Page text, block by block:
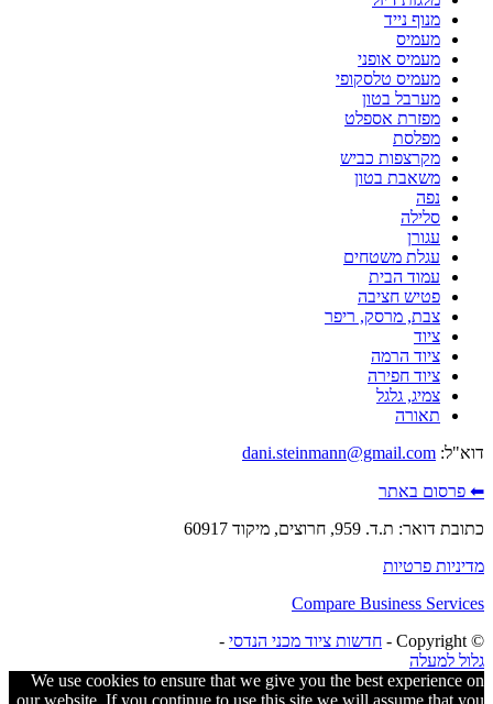
מנוף נייד
מעמיס
מעמיס אופני
מעמיס טלסקופי
מערבל בטון
מפזרת אספלט
מפלסת
מקרצפות כביש
משאבת בטון
נפה
סלילה
עגורן
עגלת משטחים
עמוד הבית
פטיש חציבה
צבת, מרסק, ריפר
ציוד
ציוד הרמה
ציוד חפירה
צמיג, גלגל
תאורה
דוא"ל: dani.steinmann@gmail.com
⬅ פרסום באתר
כתובת דואר: ת.ד. 959, חרוצים, מיקוד 60917
מדיניות פרטיות
Compare Business Services
© ‫Copyright -
חדשות ציוד מכני הנדסי -
גלול למעלה
We use cookies to ensure that we give you the best experience on
our website. If you continue to use this site we will assume that you